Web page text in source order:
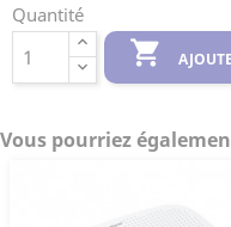
Quantité

Vous pourriez